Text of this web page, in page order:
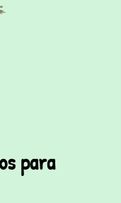
para